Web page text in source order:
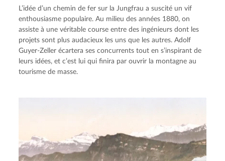
L’idée d’un chemin de fer sur la Jungfrau a suscité un vif
enthousiasme populaire. Au milieu des années 1880, on
assiste à une véritable course entre des ingénieurs dont les
projets sont plus audacieux les uns que les autres. Adolf
Guyer-Zeller écartera ses concurrents tout en s’inspirant de
leurs idées, et c’est lui qui finira par ouvrir la montagne au
tourisme de masse.